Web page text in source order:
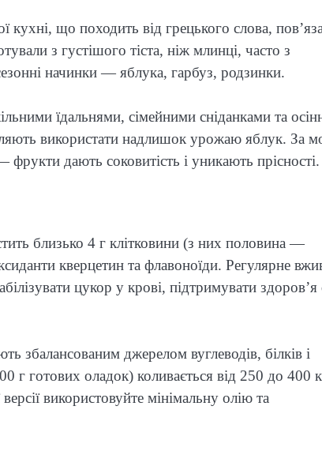
кухні, що походить від грецького слова,
з густішого тіста, ніж млинці, часто з
начинки — яблука, гарбуз, родзинки.
їдальнями, сімейними сніданками та
використати надлишок урожаю яблук. За
дають соковитість і уникають прісності.
близько 4 г клітковини (з них половина —
кверцетин та флавоноїди. Регулярне
цукор у крові, підтримувати здоров’я
збалансованим джерелом вуглеводів, білків і
г готових оладок) коливається від 250 до 400
використовуйте мінімальну олію та